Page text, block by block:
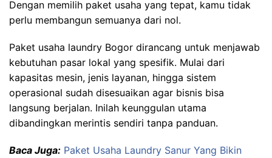
Dengan memilih paket usaha yang tepat, kamu tidak
perlu membangun semuanya dari nol.
Paket usaha laundry Bogor dirancang untuk menjawab
kebutuhan pasar lokal yang spesifik. Mulai dari
kapasitas mesin, jenis layanan, hingga sistem
operasional sudah disesuaikan agar bisnis bisa
langsung berjalan. Inilah keunggulan utama
dibandingkan merintis sendiri tanpa panduan.
Baca Juga: Paket Usaha Laundry Sanur Yang Bikin